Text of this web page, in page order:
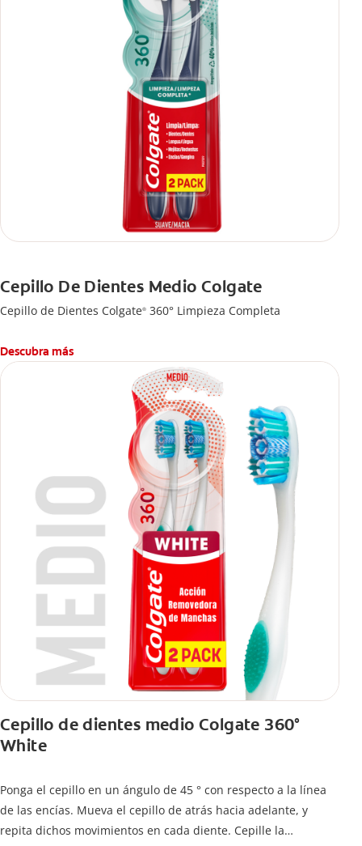
Cepillo De Dientes Medio Colgate
Cepillo de Dientes Colgate® 360° Limpieza Completa
Descubra más
Cepillo de dientes medio Colgate 360°
White
Ponga el cepillo en un ángulo de 45 ° con respecto a la línea
de las encías. Mueva el cepillo de atrás hacia adelante, y
repita dichos movimientos en cada diente. Cepille la